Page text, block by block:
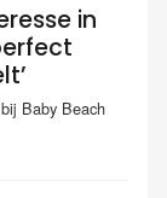
in
Baby Beach